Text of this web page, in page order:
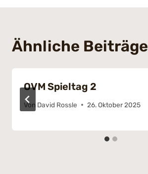
Ähnliche Beiträge
OVM Spieltag 2
Von David Rossle 26. Oktober 2025